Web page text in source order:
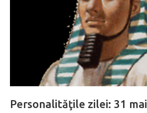
Personalităţile zilei: 31 mai